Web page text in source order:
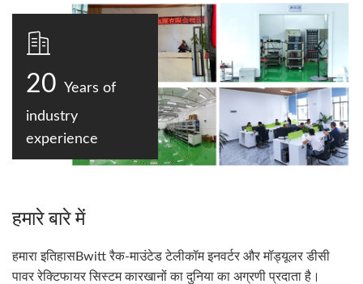
20 Years of
industry
experience
हमारे बारे में
हमारा इतिहासBwitt रैक-माउंटेड टेलीकॉम इनवर्टर और मॉड्यूलर डीसी
पावर रेक्टिफायर सिस्टम कारखानों का दुनिया का अग्रणी प्रदाता है।